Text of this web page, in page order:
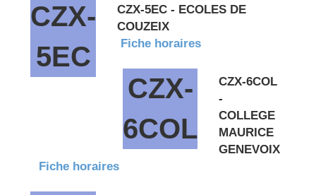
CZX-
5EC
CZX-5EC - ECOLES DE
COUZEIX
Fiche horaires
CZX-
6COL
CZX-6COL
-
COLLEGE
MAURICE
GENEVOIX
Fiche horaires